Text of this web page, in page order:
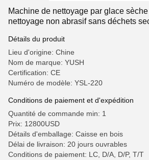
Machine de nettoyage par glace
nettoyage non abrasif sans déchets
Détails du produit
Lieu d'origine: Chine
Nom de marque: YUSH
Certification: CE
Numéro de modèle: YSL-220
Conditions de paiement et d'expédition
Quantité de commande min: 1
Prix: 12800USD
Détails d'emballage: Caisse en bois
Délai de livraison: 20 jours ouvrables
Conditions de paiement: LC, D/A, D/P, T/T